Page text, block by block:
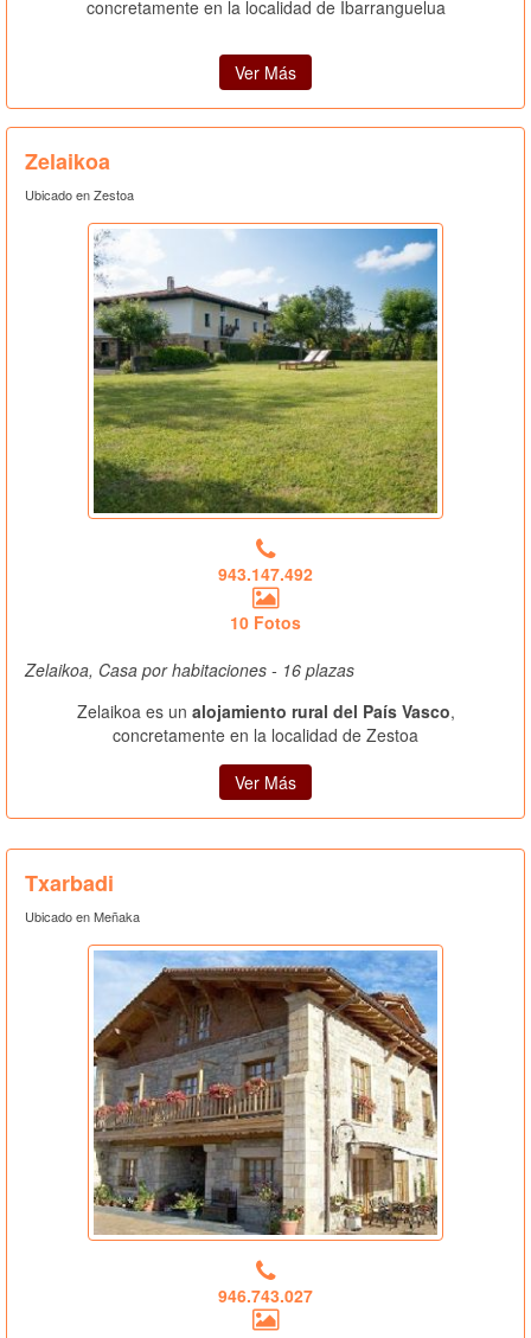
concretamente en la localidad de Ibarranguelua
Ver Más
Zelaikoa
Ubicado en Zestoa
943.147.492
10 Fotos
Zelaikoa, Casa por habitaciones - 16 plazas
Zelaikoa es un alojamiento rural del País Vasco,
concretamente en la localidad de Zestoa
Ver Más
Txarbadi
Ubicado en Meñaka
946.743.027